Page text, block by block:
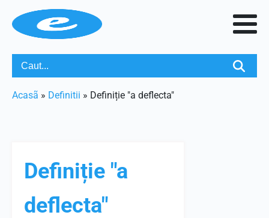
Acasã » Definitii » Definiție "a deflecta"
Definiție "a
deflecta"